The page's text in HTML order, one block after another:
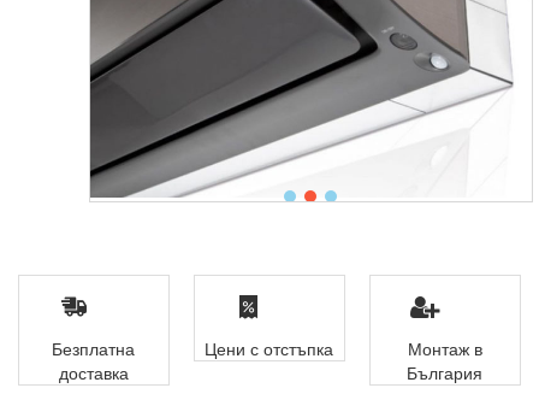
Безплатна
доставка
Цени с отстъпка
Монтаж в
България